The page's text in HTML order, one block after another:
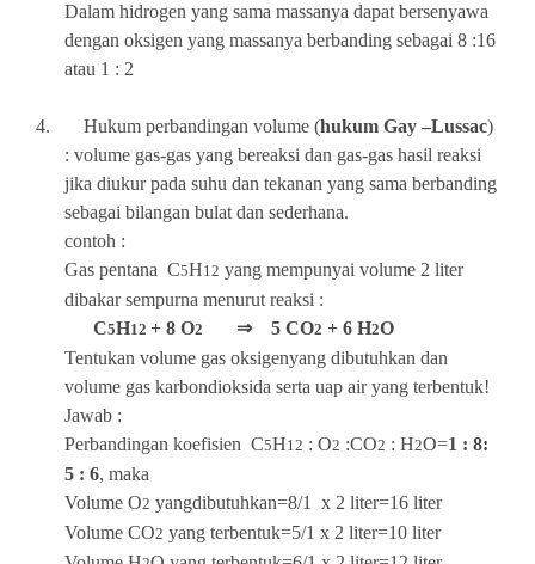
Dalam hidrogen yang sama massanya dapat bersenyawa
dengan oksigen yang massanya berbanding sebagai 8 :16
atau 1 : 2
4. Hukum perbandingan volume (hukum Gay –Lussac)
: volume gas-gas yang bereaksi dan gas-gas hasil reaksi
jika diukur pada suhu dan tekanan yang sama berbanding
sebagai bilangan bulat dan sederhana.
contoh :
Gas pentana C5H12 yang mempunyai volume 2 liter
dibakar sempurna menurut reaksi :
C5H12 + 8 O2 ⇒ 5 CO2 + 6 H2O
Tentukan volume gas oksigenyang dibutuhkan dan
volume gas karbondioksida serta uap air yang terbentuk!
Jawab :
Perbandingan koefisien C5H12 : O2 :CO2 : H2O=1 : 8:
5 : 6, maka
Volume O2 yangdibutuhkan=8/1 x 2 liter=16 liter
Volume CO2 yang terbentuk=5/1 x 2 liter=10 liter